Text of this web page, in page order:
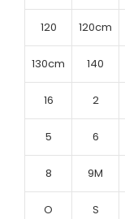
120 120cm
130cm 140
16 2
5 6
8 9M
O S